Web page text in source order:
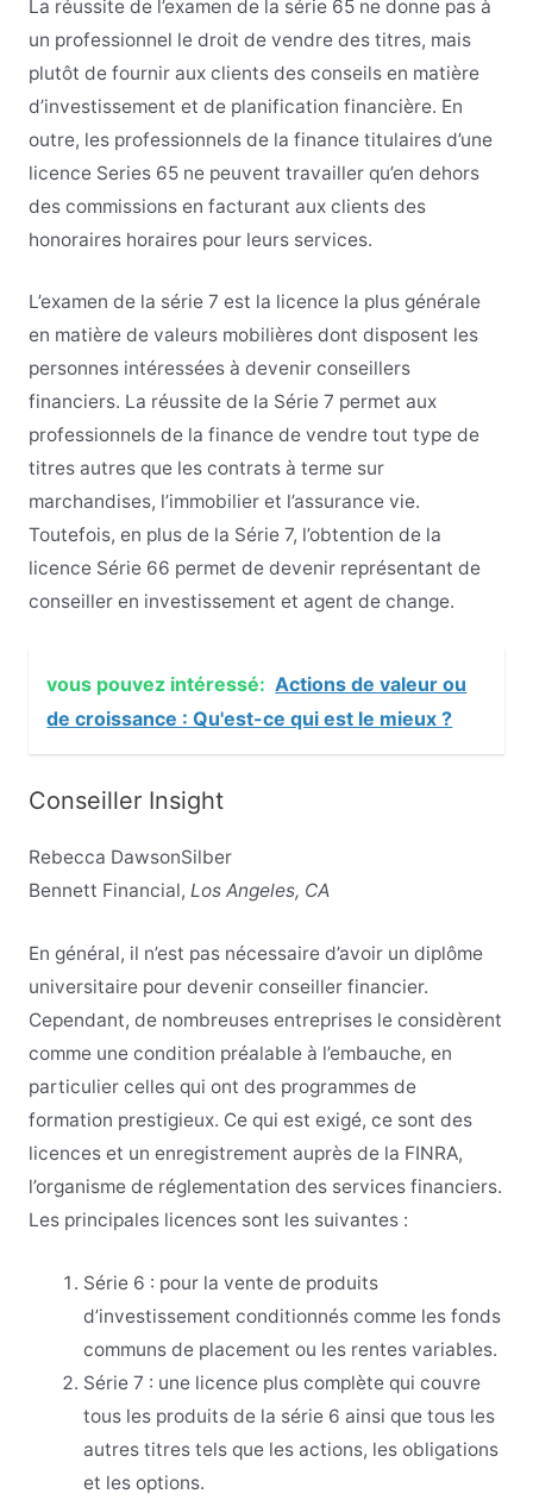
La réussite de l’examen de la série 65 ne donne pas à
un professionnel le droit de vendre des titres, mais
plutôt de fournir aux clients des conseils en matière
d’investissement et de planification financière. En
outre, les professionnels de la finance titulaires d’une
licence Series 65 ne peuvent travailler qu’en dehors
des commissions en facturant aux clients des
honoraires horaires pour leurs services.
L’examen de la série 7 est la licence la plus générale
en matière de valeurs mobilières dont disposent les
personnes intéressées à devenir conseillers
financiers. La réussite de la Série 7 permet aux
professionnels de la finance de vendre tout type de
titres autres que les contrats à terme sur
marchandises, l’immobilier et l’assurance vie.
Toutefois, en plus de la Série 7, l’obtention de la
licence Série 66 permet de devenir représentant de
conseiller en investissement et agent de change.
vous pouvez intéressé: Actions de valeur ou
de croissance : Qu'est-ce qui est le mieux ?
Conseiller Insight
Rebecca DawsonSilber
Bennett Financial, Los Angeles, CA
En général, il n’est pas nécessaire d’avoir un diplôme
universitaire pour devenir conseiller financier.
Cependant, de nombreuses entreprises le considèrent
comme une condition préalable à l’embauche, en
particulier celles qui ont des programmes de
formation prestigieux. Ce qui est exigé, ce sont des
licences et un enregistrement auprès de la FINRA,
l’organisme de réglementation des services financiers.
Les principales licences sont les suivantes :
Série 6 : pour la vente de produits
d’investissement conditionnés comme les fonds
communs de placement ou les rentes variables.
Série 7 : une licence plus complète qui couvre
tous les produits de la série 6 ainsi que tous les
autres titres tels que les actions, les obligations
et les options.